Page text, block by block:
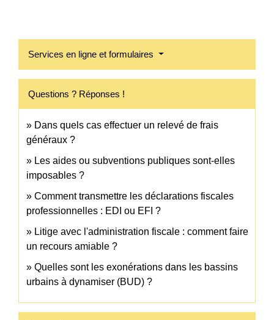
Services en ligne et formulaires
Questions ? Réponses !
Dans quels cas effectuer un relevé de frais
généraux ?
Les aides ou subventions publiques sont-elles
imposables ?
Comment transmettre les déclarations fiscales
professionnelles : EDI ou EFI ?
Litige avec l'administration fiscale : comment faire
un recours amiable ?
Quelles sont les exonérations dans les bassins
urbains à dynamiser (BUD) ?